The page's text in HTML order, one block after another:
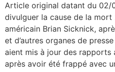
Article original datant du 02/
divulguer la cause de la mort
américain Brian Sicknick,
et d’autres organes de
aient mis à jour des rapports
après avoir été frappé avec